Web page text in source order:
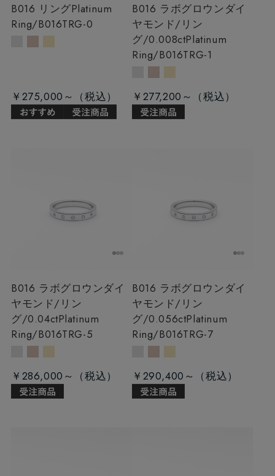
B016 リングPlatinum
Ring/B016TRG-0
￥275,000～
B016 ラボグロウンダイ
ヤモンド/リン
グ/0.008ctPlatinum
Ring/B016TRG-1
￥277,200～
B016 ラボグロウンダイ
ヤモンド/リン
グ/0.04ctPlatinum
Ring/B016TRG-5
￥286,000～
B016 ラボグロウンダイ
ヤモンド/リン
グ/0.056ctPlatinum
Ring/B016TRG-7
￥290,400～